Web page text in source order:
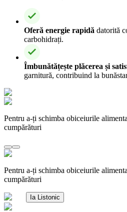
Oferă energie rapidă datorită
carbohidrați.
Îmbunătățește plăcerea și
garnitură, contribuind la
Pentru a-ți schimba obiceiurile
cumpărături
Pentru a-ți schimba obiceiurile
cumpărături
Ia Listonic